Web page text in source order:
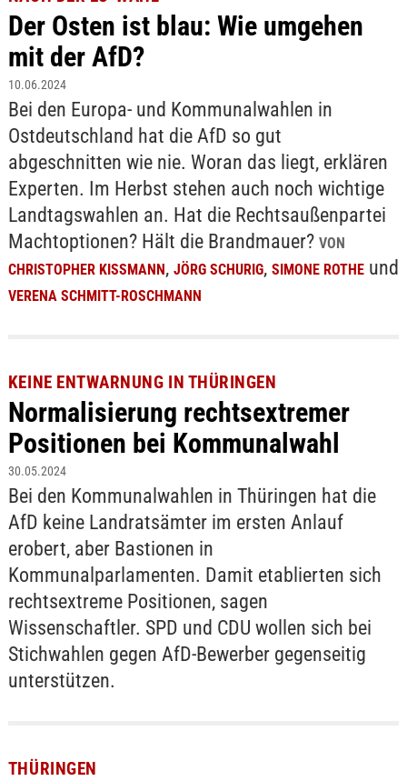
Der Osten ist blau: Wie umgehen
mit der AfD?
10.06.2024
Bei den Europa- und Kommunalwahlen in
Ostdeutschland hat die AfD so gut
abgeschnitten wie nie. Woran das liegt, erklären
Experten. Im Herbst stehen auch noch wichtige
Landtagswahlen an. Hat die Rechtsaußenpartei
Machtoptionen? Hält die Brandmauer? VON
CHRISTOPHER KISSMANN, JÖRG SCHURIG, SIMONE ROTHEund
VERENA SCHMITT-ROSCHMANN
KEINE ENTWARNUNG IN THÜRINGEN
Normalisierung rechtsextremer
Positionen bei Kommunalwahl
30.05.2024
Bei den Kommunalwahlen in Thüringen hat die
AfD keine Landratsämter im ersten Anlauf
erobert, aber Bastionen in
Kommunalparlamenten. Damit etablierten sich
rechtsextreme Positionen, sagen
Wissenschaftler. SPD und CDU wollen sich bei
Stichwahlen gegen AfD-Bewerber gegenseitig
unterstützen.
THÜRINGEN